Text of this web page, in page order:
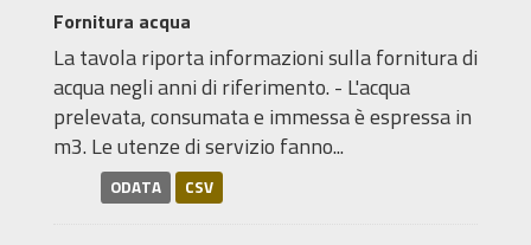
Fornitura acqua
La tavola riporta informazioni sulla fornitura di
acqua negli anni di riferimento. - L'acqua
prelevata, consumata e immessa è espressa in
m3. Le utenze di servizio fanno...
ODATA CSV